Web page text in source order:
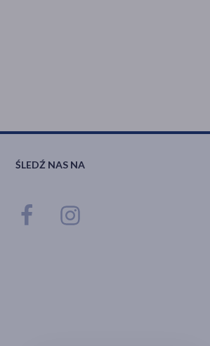
ŚLEDŹ NAS NA